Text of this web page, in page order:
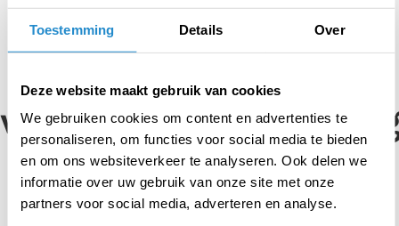
Toestemming Details Over
Deze website maakt gebruik van cookies
We gebruiken cookies om content en advertenties te
personaliseren, om functies voor social media te bieden
en om ons websiteverkeer te analyseren. Ook delen we
informatie over uw gebruik van onze site met onze
partners voor social media, adverteren en analyse.
Een
doet meer goed dan
kwaad